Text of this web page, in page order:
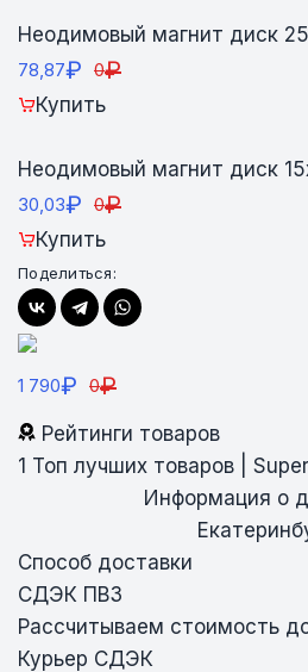
Неодимовый магнит диск
78,87₽ 0₽
Купить
Неодимовый магнит диск
30,03₽ 0₽
Купить
Поделиться:
1 790₽ 0₽
Рейтинги товаров
1 Топ лучших товаров |
Информация о
Способ доставки
СДЭК ПВЗ
Рассчитываем стоимость
Курьер СДЭК